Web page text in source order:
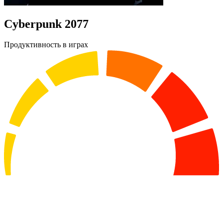
Cyberpunk 2077
Продуктивность в играх